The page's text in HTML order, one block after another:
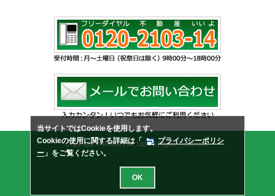
Copyright © IRIOS Co., Ltd. All Rights Reserved.
当サイトではCookieを使用します。
Cookieの使用に関する詳細は「
プライバシーポリシ
ー 」をご覧ください。
OK